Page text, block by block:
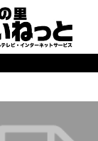
ユーザーサポート